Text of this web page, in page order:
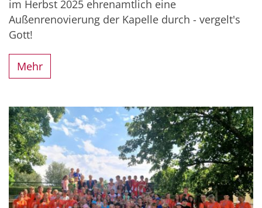
im Herbst 2025 ehrenamtlich eine
Außenrenovierung der Kapelle durch - vergelt's
Gott!
Mehr